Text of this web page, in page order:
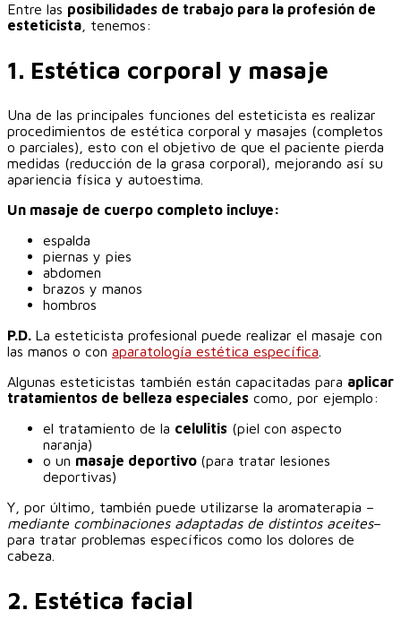
‎Entre las posibilidades de trabajo para la profesión de
esteticista , tenemos:
‎1. Estética corporal y masaje
‎Una de las principales funciones del esteticista es realizar
procedimientos de estética corporal y masajes (completos
o parciales), esto con el objetivo de que el paciente pierda
medidas (reducción de la grasa corporal), mejorando así su
apariencia física y autoestima.‎
Un masaje de cuerpo completo incluye:
espalda
piernas y pies
abdomen
brazos y manos
hombros
P.D. La esteticista profesional puede realizar el masaje con
las manos o con aparatología estética específica
Algunas esteticistas también están capacitadas para aplicar
tratamientos de belleza especiales como, por ejemplo:
el tratamiento de la celulitis (piel con aspecto
naranja)
o un masaje deportivo (para tratar lesiones
deportivas)
Y, por último, también puede utilizarse la aromaterapia –
mediante combinaciones adaptadas de distintos aceites–
para tratar problemas específicos como los dolores de
cabeza.
‎2. Estética facial